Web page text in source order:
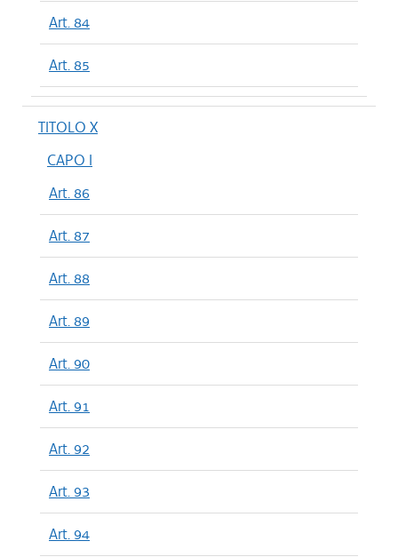
Art. 84
Art. 85
TITOLO X
CAPO I
Art. 86
Art. 87
Art. 88
Art. 89
Art. 90
Art. 91
Art. 92
Art. 93
Art. 94